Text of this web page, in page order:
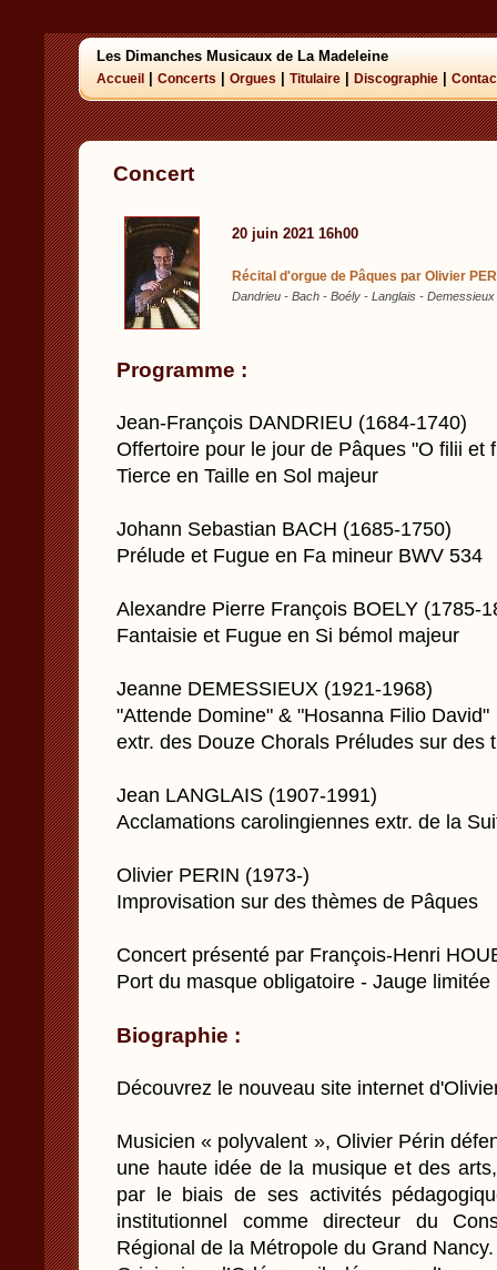
Les Dimanches Musicaux de La Madeleine
Accueil Concerts Orgues Titulaire Discographie
Concert
20 juin 2021 16h00
Récital d'orgue de Pâques par Olivier
Dandrieu - Bach - Boély - Langlais - Demessieux
Programme :
Jean-François DANDRIEU (1684-1740)
Offertoire pour le jour de Pâques "O filii et
Tierce en Taille en Sol majeur
Johann Sebastian BACH (1685-1750)
Prélude et Fugue en Fa mineur BWV 534
Alexandre Pierre François BOELY (1785-
Fantaisie et Fugue en Si bémol majeur
Jeanne DEMESSIEUX (1921-1968)
"Attende Domine" & "Hosanna Filio David"
extr. des Douze Chorals Préludes sur des
Jean LANGLAIS (1907-1991)
Acclamations carolingiennes extr. de la
Olivier PERIN (1973-)
Improvisation sur des thèmes de Pâques
Concert présenté par François-Henri
Port du masque obligatoire - Jauge limitée
Biographie :
Découvrez le nouveau site internet
Musicien « polyvalent », Olivier Périn
une haute idée de la musique et des
par le biais de ses activités
institutionnel comme directeur du
Régional de la Métropole du Grand Nancy.